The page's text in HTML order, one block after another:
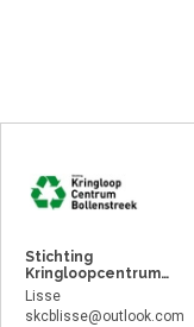
Stichting
Kringloopcentrum
Bollenstreek
Lisse
skcblisse@outlook.com